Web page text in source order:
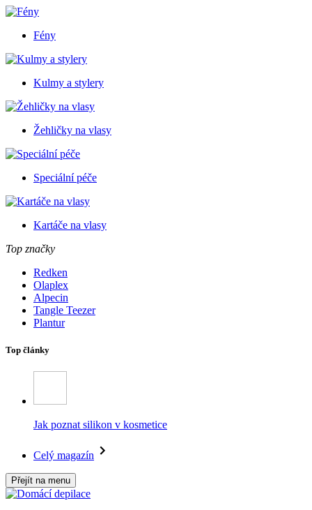
Fény
Kulmy a stylery
Žehličky na vlasy
Speciální péče
Kartáče na vlasy
Top značky
Redken
Olaplex
Alpecin
Tangle Teezer
Plantur
Top články
Jak poznat silikon v kosmetice
Celý magazín
Přejít na menu